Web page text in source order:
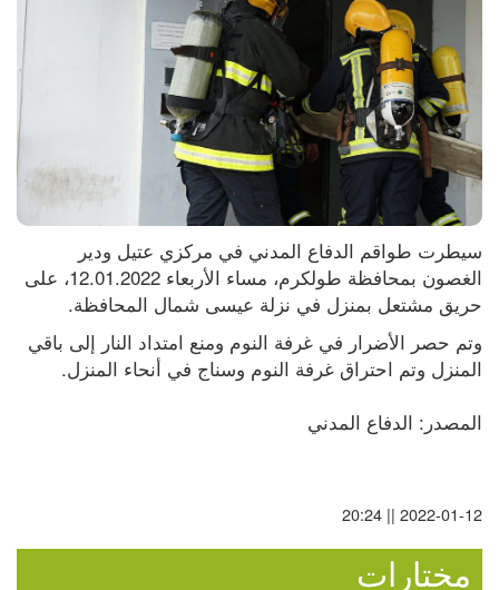
حريق مشتعل بمنزل في نزلة عيسى شمال المحافظة.
المنزل وتم احتراق غرفة النوم وسناج في أنحاء المنزل.
المصدر: الدفاع المدني
2022-01-12 || 20:24
مختارات